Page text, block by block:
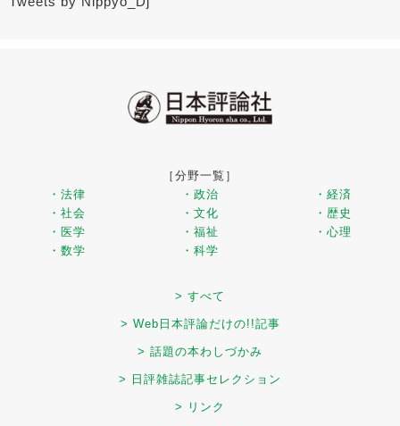
［分野一覧］
・法律
・政治
・経済
・社会
・文化
・歴史
・医学
・福祉
・心理
・数学
・科学
> すべて
> Web日本評論だけの!!記事
> 話題の本わしづかみ
> 日評雑誌記事セレクション
> リンク